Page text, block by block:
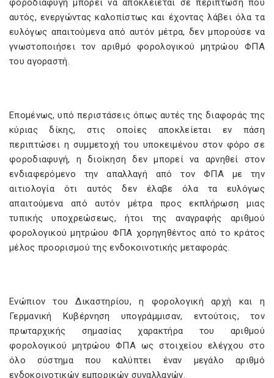
φοροδιαφυγή μπορεί να αποκλείεται σε περίπτωση που
αυτός, ενεργώντας καλοπίστως και έχοντας λάβει όλα τα
ευλόγως απαιτούμενα από αυτόν μέτρα, δεν μπορούσε να
γνωστοποιήσει τον αριθμό φορολογικού μητρώου ΦΠΑ
του αγοραστή.
Επομένως, υπό περιστάσεις όπως αυτές της διαφοράς της
κύριας δίκης, στις οποίες αποκλείεται εν πάση
περιπτώσει η συμμετοχή του υποκειμένου στον φόρο σε
φοροδιαφυγή, η διοίκηση δεν μπορεί να αρνηθεί στον
ενδιαφερόμενο την απαλλαγή από τον ΦΠΑ με την
αιτιολογία ότι αυτός δεν έλαβε όλα τα ευλόγως
απαιτούμενα από αυτόν μέτρα προς εκπλήρωση μιας
τυπικής υποχρεώσεως, ήτοι της αναγραφής αριθμού
φορολογικού μητρώου ΦΠΑ χορηγηθέντος από το κράτος
μέλος προορισμού της ενδοκοινοτικής μεταφοράς.
Ενώπιον του Δικαστηρίου, η φορολογική αρχή και η
Γερμανική Κυβέρνηση υπογράμμισαν, εντούτοις, τον
πρωταρχικής σημασίας χαρακτήρα του αριθμού
φορολογικού μητρώου ΦΠΑ ως στοιχείου ελέγχου στο
όλο σύστημα που καλύπτει έναν μεγάλο αριθμό
ενδοκοινοτικών εμπορικών συναλλαγών.